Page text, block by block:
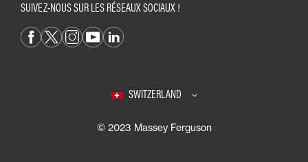
SUIVEZ-NOUS SUR LES RÉSEAUX SOCIAUX !
SWITZERLAND
© 2023 Massey Ferguson